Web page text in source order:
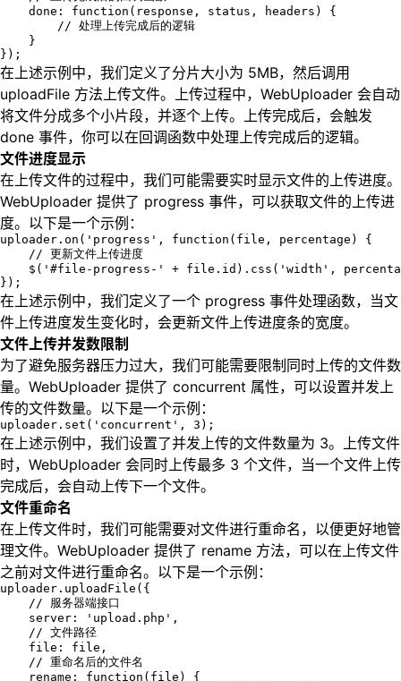
done: function(response, status, headers) {
// 处理上传完成后的逻辑
}
});
在上述示例中，我们定义了分片大小为 5MB，然后调用
uploadFile 方法上传文件。上传过程中，WebUploader 会自动
将文件分成多个小片段，并逐个上传。上传完成后，会触发
done 事件，你可以在回调函数中处理上传完成后的逻辑。
文件进度显示
在上传文件的过程中，我们可能需要实时显示文件的上传进度。
WebUploader 提供了 progress 事件，可以获取文件的上传进
度。以下是一个示例：
uploader.on('progress', function(file, percentage) {
// 更新文件上传进度
$('#file-progress-' + file.id).css('width',
});
在上述示例中，我们定义了一个 progress 事件处理函数，当文
件上传进度发生变化时，会更新文件上传进度条的宽度。
文件上传并发数限制
为了避免服务器压力过大，我们可能需要限制同时上传的文件数
量。WebUploader 提供了 concurrent 属性，可以设置并发上
传的文件数量。以下是一个示例：
uploader.set('concurrent', 3);
在上述示例中，我们设置了并发上传的文件数量为 3。上传文件
时，WebUploader 会同时上传最多 3 个文件，当一个文件上传
完成后，会自动上传下一个文件。
文件重命名
在上传文件时，我们可能需要对文件进行重命名，以便更好地管
理文件。WebUploader 提供了 rename 方法，可以在上传文件
之前对文件进行重命名。以下是一个示例：
uploader.uploadFile({
// 服务器端接口
server: 'upload.php',
// 文件路径
file: file,
// 重命名后的文件名
rename: function(file) {